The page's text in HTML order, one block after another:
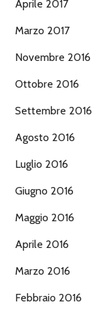
Aprile 2017
Marzo 2017
Novembre 2016
Ottobre 2016
Settembre 2016
Agosto 2016
Luglio 2016
Giugno 2016
Maggio 2016
Aprile 2016
Marzo 2016
Febbraio 2016